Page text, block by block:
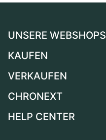
UNSERE WEBSHOPS
Deutschland
Schweiz
Frankreich
KAUFEN
Alle Luxusuhren
Independent Brands
VERKAUFEN
Uhr verkaufen
CHRONEXT
Über uns
HELP CENTER